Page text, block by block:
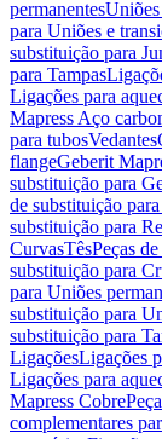
permanentesUniões
para Uniões e
substituição para
para Tampas
Ligações para
Mapress Aço
para tubosVedantes
flangeGeberit
substituição para
de substituição
substituição para
CurvasTêsPeças
substituição para
para Uniões
substituição para
substituição para
LigaçõesLigações
Ligações para
Mapress Cobre
complementares